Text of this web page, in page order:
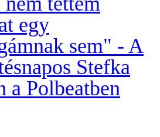
egy
sem" - A
Stefka
a Polbeatben